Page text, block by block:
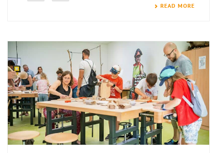
READ MORE